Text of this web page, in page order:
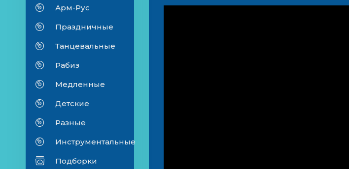
Арм-Рус
Праздничные
Танцевальные
Рабиз
Медленные
Детские
Разные
Инструментальные
Подборки